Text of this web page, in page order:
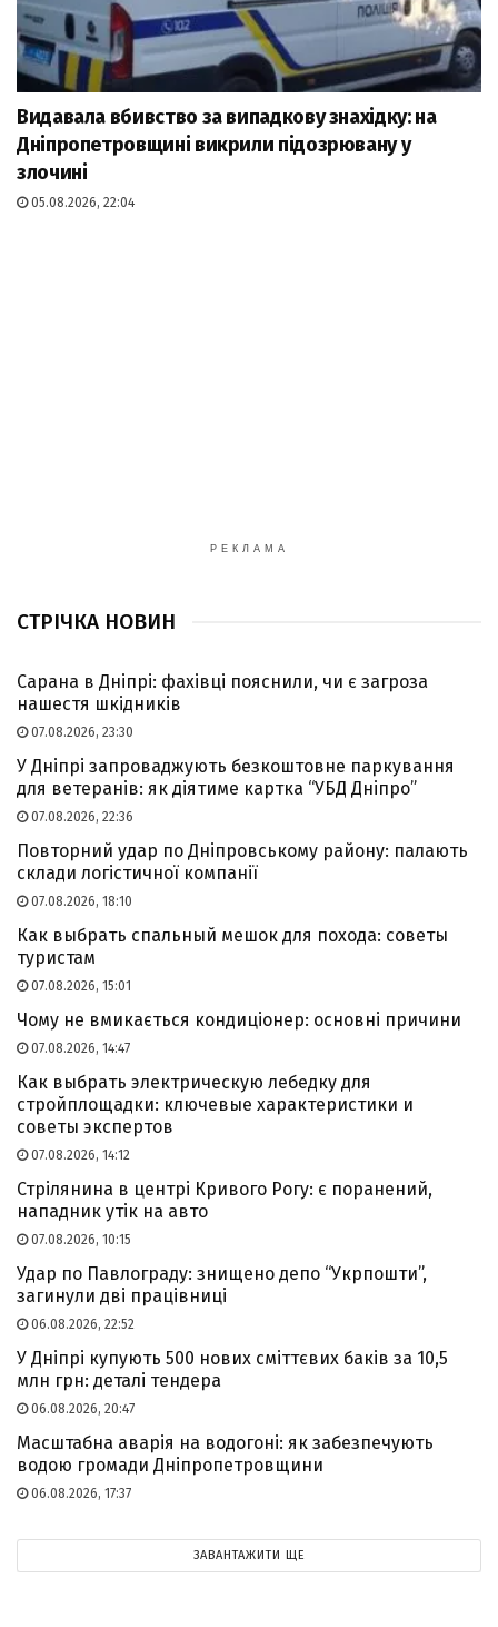
Видавала вбивство за випадкову знахідку: на
Дніпропетровщині викрили підозрювану у
злочині
05.08.2026, 22:04
РЕКЛАМА
СТРІЧКА НОВИН
Сарана в Дніпрі: фахівці пояснили, чи є загроза
нашестя шкідників
07.08.2026, 23:30
У Дніпрі запроваджують безкоштовне паркування
для ветеранів: як діятиме картка “УБД Дніпро”
07.08.2026, 22:36
Повторний удар по Дніпровському району: палають
склади логістичної компанії
07.08.2026, 18:10
Как выбрать спальный мешок для похода: советы
туристам
07.08.2026, 15:01
Чому не вмикається кондиціонер: основні причини
07.08.2026, 14:47
Как выбрать электрическую лебедку для
стройплощадки: ключевые характеристики и
советы экспертов
07.08.2026, 14:12
Стрілянина в центрі Кривого Рогу: є поранений,
нападник утік на авто
07.08.2026, 10:15
Удар по Павлограду: знищено депо “Укрпошти”,
загинули дві працівниці
06.08.2026, 22:52
У Дніпрі купують 500 нових сміттєвих баків за 10,5
млн грн: деталі тендера
06.08.2026, 20:47
Масштабна аварія на водогоні: як забезпечують
водою громади Дніпропетровщини
06.08.2026, 17:37
ЗАВАНТАЖИТИ ЩЕ